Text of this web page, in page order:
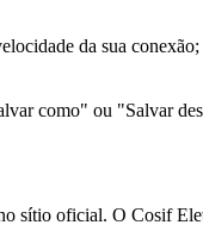
da sua conexão;
como" ou "Salvar
sítio oficial. O Cosif